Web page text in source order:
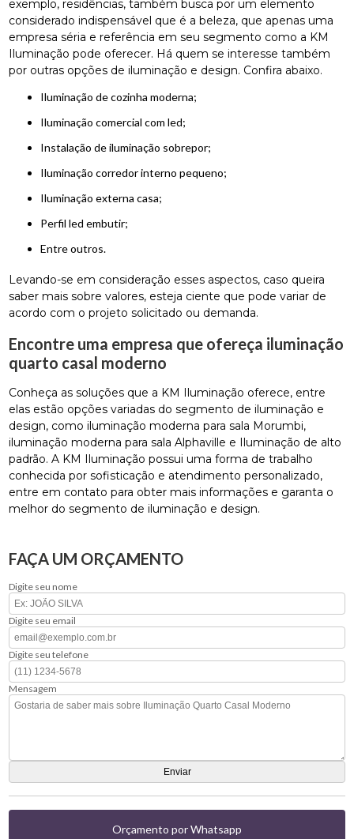
exemplo, residências, também busca por um elemento
considerado indispensável que é a beleza, que apenas uma
empresa séria e referência em seu segmento como a KM
Iluminação pode oferecer. Há quem se interesse também
por outras opções de iluminação e design. Confira abaixo.
iluminação de cozinha moderna;
iluminação comercial com led;
instalação de iluminação sobrepor;
iluminação corredor interno pequeno;
iluminação externa casa;
perfil led embutir;
entre outros.
Levando-se em consideração esses aspectos, caso queira
saber mais sobre valores, esteja ciente que pode variar de
acordo com o projeto solicitado ou demanda.
Encontre uma empresa que ofereça iluminação
quarto casal moderno
Conheça as soluções que a KM Iluminação oferece, entre
elas estão opções variadas do segmento de iluminação e
design, como iluminação moderna para sala Morumbi,
iluminação moderna para sala Alphaville e Iluminação de alto
padrão. A KM Iluminação possui uma forma de trabalho
conhecida por sofisticação e atendimento personalizado,
entre em contato para obter mais informações e garanta o
melhor do segmento de iluminação e design.
FAÇA UM ORÇAMENTO
Digite seu nome
Digite seu email
Digite seu telefone
Mensagem
Orçamento por Whatsapp